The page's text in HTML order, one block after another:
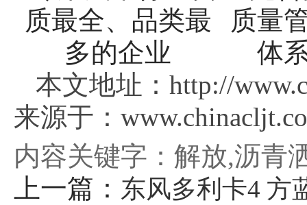
本文地址：http://
来源于：
内容关键字：解放,沥青
上一篇： 东风多利卡4 方